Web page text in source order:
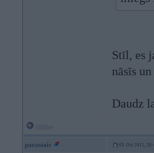
Stīl, es
nāsīs
Daudz
parastais 03. Oct 2011,